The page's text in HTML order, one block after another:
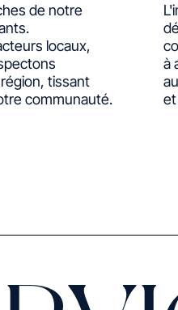
de notre
locaux,
tissant
communauté.
à